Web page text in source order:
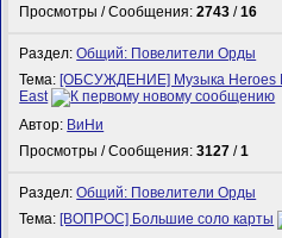
Просмотры / Сообщения:2743 /16
Раздел:Общий: Повелители Орды
Тема: [ОБСУЖДЕНИЕ] Музыка Heroes
East
Автор: ВиНи
Просмотры / Сообщения:3127 /1
Раздел:Общий: Повелители Орды
Тема: [ВОПРОС] Большие соло карты